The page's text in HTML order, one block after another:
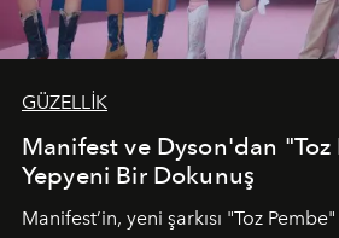
GÜZELLİK
Manifest ve Dyson'dan "Toz
Yepyeni Bir Dokunuş
Manifest’in, yeni şarkısı "Toz